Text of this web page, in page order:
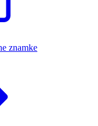
znamke